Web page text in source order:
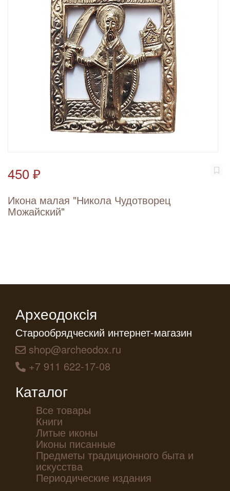
450 ₽
Икона малая "Никола Чудотворец
Можайский"
Археодоксiя
Старообрядческий интернет-магазин
shop@archeodox.ru
+7 911 622-17-08
Каталог
Все товары
Книги
Литые иконы
Иконы писанные
Предметы традиционного быта и
искусства
Периодические издания